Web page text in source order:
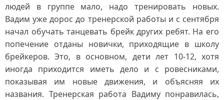
людей в группе мало, надо тренировать новых.
Вадим уже дорос до тренерской работы и с сентября
начал обучать танцевать брейк других ребят. На его
попечение отданы новички, приходящие в школу
брейкеров. Это, в основном, дети лет 10-12, хотя
иногда приходится иметь дело и с ровесниками,
показывая им новые движения, и объясняя их
названия. Тренерская работа Вадиму понравилась,